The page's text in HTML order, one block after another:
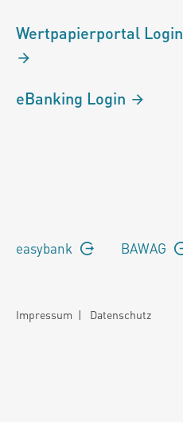
Wertpapierportal Login
eBanking Login
easybank BAWAG
Impressum | Datenschutz